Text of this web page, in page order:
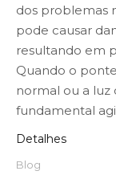
dos problemas
pode causar
resultando em
Quando o
normal ou a luz
fundamental
Detalhes
Blog